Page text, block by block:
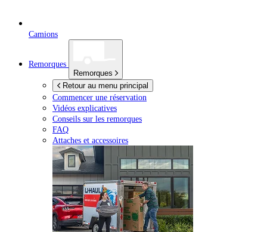
Camions
Remorques
Remorques
Retour au menu principal
Commencer une réservation
Vidéos explicatives
Conseils sur les remorques
FAQ
Attaches et accessoires